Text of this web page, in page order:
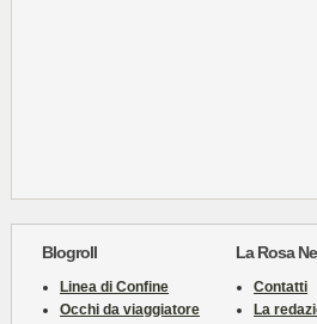
Blogroll
Linea di Confine
Occhi da viaggiatore
La Rosa
Contatti
La